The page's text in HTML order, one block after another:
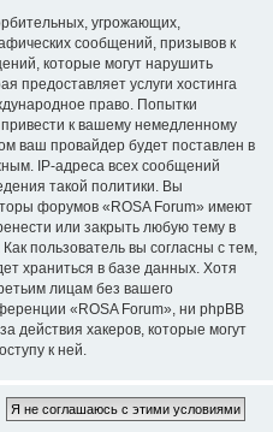
угрожающих,
сообщений, призывов к
которые могут нарушить
предоставляет услуги хостинга
право. Попытки
к вашему немедленному
ваш провайдер будет поставлен в
IP-адреса всех сообщений
такой политики. Вы
форумов «ROSA Forum» имеют
или закрыть любую тему в
пользователь вы согласны с тем,
храниться в базе данных. Хотя
лицам без вашего
«ROSA Forum», ни phpBB
действия хакеров, которые могут
к ней.